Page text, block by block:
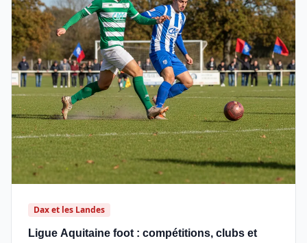
Dax et les Landes
Ligue Aquitaine foot : compétitions, clubs et